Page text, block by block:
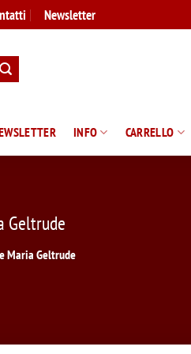
Newsletter
INFO CARRELLO
Geltrude
Maria Geltrude